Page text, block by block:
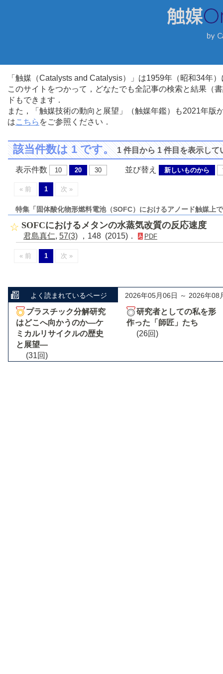
「触媒（Catalysts and Catalysis）」は1959年（昭和34年
このサイトをつかって，どなたでも全記事の検索と結果（
ドもできます．
また，「触媒技術の動向と展望」（触媒年鑑）も2021年
はこちら をご参照ください．
該当件数は 1 です。1 件目から 1 件目を表示して
表示件数 10 20 30 並び替え 新しいものから
« 前 1 次 »
特集「固体酸化物形燃料電池（SOFC）におけるアノード触媒上
SOFCにおけるメタンの水蒸気改質の反応速度
君島真仁, 57(3) ，148 (2015)． PDF
« 前 1 次 »
よく読まれているページ 2026年05月06日 ～ 2026年08
プラスチック分解研究
はどこへ向かうのか―ケ
ミカルリサイクルの歴史
と展望―
(31回)
研究者としての私を形
作った「師匠」たち
(26回)